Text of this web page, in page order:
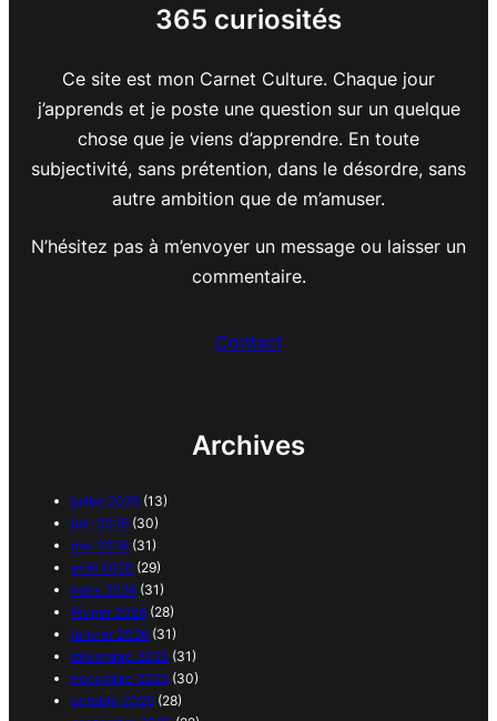
365 curiosités
Ce site est mon Carnet Culture. Chaque jour
j’apprends et je poste une question sur un quelque
chose que je viens d’apprendre. En toute
subjectivité, sans prétention, dans le désordre, sans
autre ambition que de m’amuser.
N’hésitez pas à m’envoyer un message ou laisser un
commentaire.
Contact
Archives
juillet 2026 (13)
juin 2026 (30)
mai 2026 (31)
avril 2026 (29)
mars 2026 (31)
février 2026 (28)
janvier 2026 (31)
décembre 2025 (31)
novembre 2025 (30)
octobre 2025 (28)